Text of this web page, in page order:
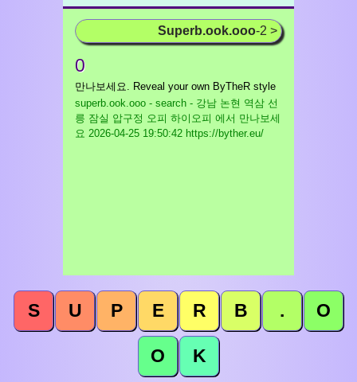
Superb.ook.ooo-2 >
0
만나보세요. Reveal your own ByTheR style
superb.ook.ooo - search - 강남 논현 역삼 선
릉 잠실 압구정 오피 하이오피 에서 만나보세
요 2026-04-25 19:50:42 https://byther.eu/
S U P E R B . O
O K